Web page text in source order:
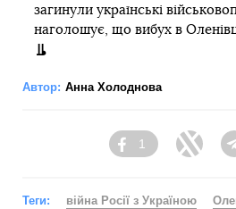
загинули українські
наголошує, що вибух в
Автор: Анна Холоднова
Facebook
1
Теги: війна Росії з Україною